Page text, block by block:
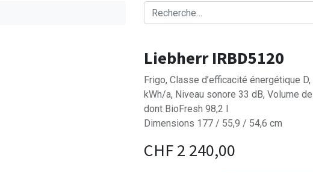
Liebherr IRBD5120
Frigo, Classe d’efficacité énergétique
kWh/a, Niveau sonore 33 dB, Volume
dont BioFresh 98,2 l
Dimensions 177 / 55,9 / 54,6 cm
CHF2 240,00